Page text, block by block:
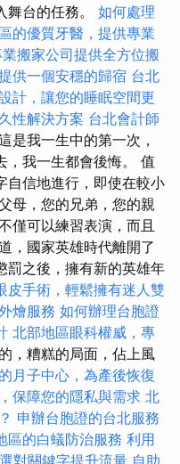
舞台的任務。 如何處理
的優質牙醫，提供專業
搬家公司提供全方位搬
供一個安穩的歸宿 台北
計，讓您的睡眠空間更
性解決方案 台北會計師
是我一生中的第一次，
，我一生都會後悔。 值
自信地進行，即使在較小
母，您的兄弟，您的親
僅可以練習表演，而且
，國家英雄時代離開了
罰之後，擁有新的英雄年
皮手術，輕鬆擁有迷人雙
燴服務 如何辦理台胞證
北部地區眼科權威，專
，糟糕的局面，佔上風
月子中心，為產後恢復
保障您的隱私與需求 北
申辦台胞證的台北服務
區的白蟻防治服務 利用
選對關鍵字提升流量 自助